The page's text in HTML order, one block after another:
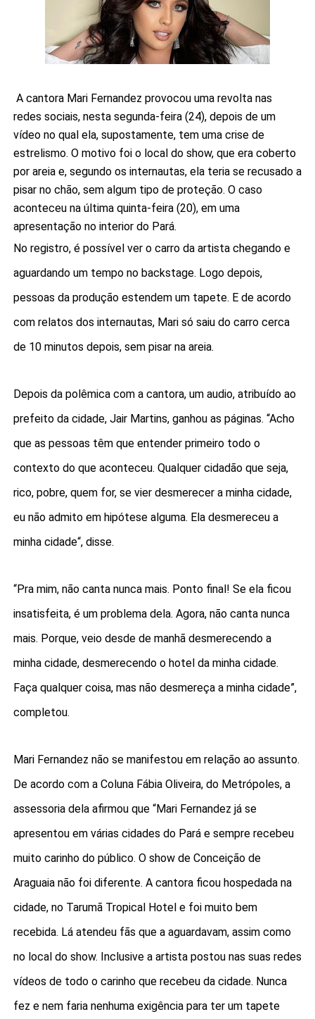
A cantora Mari Fernandez provocou uma revolta nas
redes sociais, nesta segunda-feira (24), depois de um
vídeo no qual ela, supostamente, tem uma crise de
estrelismo. O motivo foi o local do show, que era coberto
por areia e, segundo os internautas, ela teria se recusado a
pisar no chão, sem algum tipo de proteção. O caso
aconteceu na última quinta-feira (20), em uma
apresentação no interior do Pará.
No registro, é possível ver o carro da artista chegando e
aguardando um tempo no backstage. Logo depois,
pessoas da produção estendem um tapete. E de acordo
com relatos dos internautas, Mari só saiu do carro cerca
de 10 minutos depois, sem pisar na areia.
Depois da polêmica com a cantora, um audio, atribuído ao
prefeito da cidade, Jair Martins, ganhou as páginas. “Acho
que as pessoas têm que entender primeiro todo o
contexto do que aconteceu. Qualquer cidadão que seja,
rico, pobre, quem for, se vier desmerecer a minha cidade,
eu não admito em hipótese alguma. Ela desmereceu a
minha cidade“, disse.
“Pra mim, não canta nunca mais. Ponto final! Se ela ficou
insatisfeita, é um problema dela. Agora, não canta nunca
mais. Porque, veio desde de manhã desmerecendo a
minha cidade, desmerecendo o hotel da minha cidade.
Faça qualquer coisa, mas não desmereça a minha cidade”,
completou.
Mari Fernandez não se manifestou em relação ao assunto.
De acordo com a Coluna Fábia Oliveira, do Metrópoles, a
assessoria dela afirmou que “Mari Fernandez já se
apresentou em várias cidades do Pará e sempre recebeu
muito carinho do público. O show de Conceição de
Araguaia não foi diferente. A cantora ficou hospedada na
cidade, no Tarumã Tropical Hotel e foi muito bem
recebida. Lá atendeu fãs que a aguardavam, assim como
no local do show. Inclusive a artista postou nas suas redes
vídeos de todo o carinho que recebeu da cidade. Nunca
fez e nem faria nenhuma exigência para ter um tapete